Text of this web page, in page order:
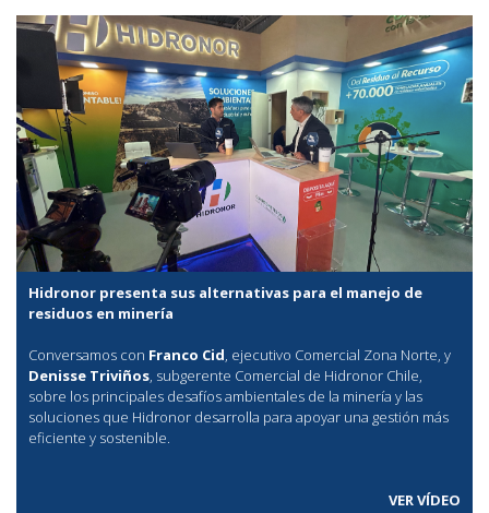
Hidronor presenta sus alternativas para el manejo de
residuos en minería
Conversamos con Franco Cid, ejecutivo Comercial Zona Norte, y
Denisse Triviños, subgerente Comercial de Hidronor Chile,
sobre los principales desafíos ambientales de la minería y las
soluciones que Hidronor desarrolla para apoyar una gestión más
eficiente y sostenible.
VER VÍDEO